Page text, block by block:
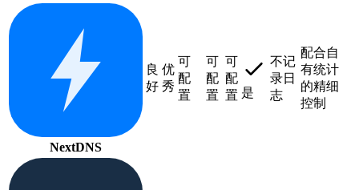
NextDNS
良
好
优
秀
可
配
置
可
配
置
可
配
置 是
不记
录日
志
配合自
有统计
的精细
控制